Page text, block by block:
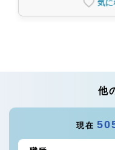
気に
他
現在